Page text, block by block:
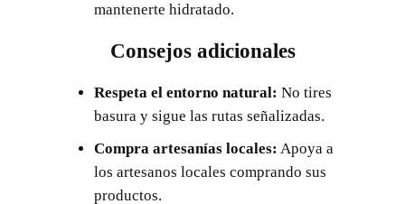
mantenerte hidratado.
Consejos adicionales
Respeta el entorno natural: No tires
basura y sigue las rutas señalizadas.
Compra artesanías locales: Apoya a
los artesanos locales comprando sus
productos.